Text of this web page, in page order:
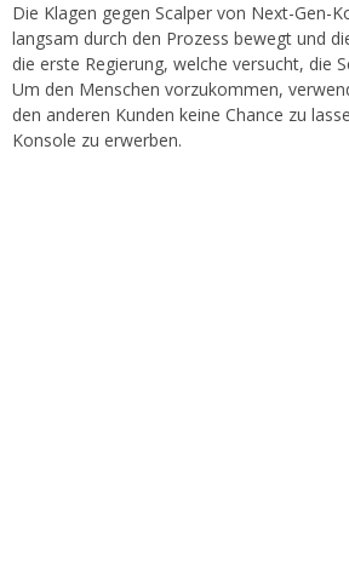
Die Klagen gegen Scalper von Next-Gen-
langsam durch den Prozess bewegt und
die erste Regierung, welche versucht, die
Um den Menschen vorzukommen,
den anderen Kunden keine Chance zu
Konsole zu erwerben.